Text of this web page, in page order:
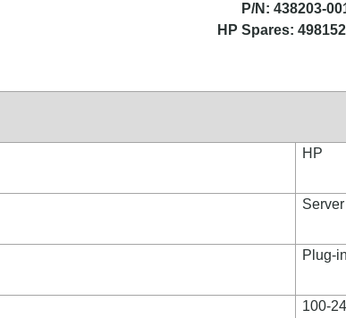
P/N: 438203-
HP Spares:
HP
Plug-
100-